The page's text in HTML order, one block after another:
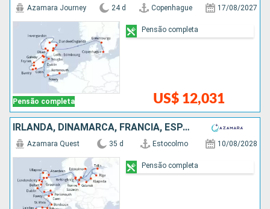
Pensão completa
Azamara Journey 24 d Copenhague 17/08/2027
US$ 12,031
Pensão completa
IRLANDA, DINAMARCA, FRANCIA, ESPANHA, SUÃCIA, ESTÃNIA, POLÓNIA, PORTUGAL, LETÔNIA
Azamara Quest 35 d Estocolmo 10/08/2028
Pensão completa